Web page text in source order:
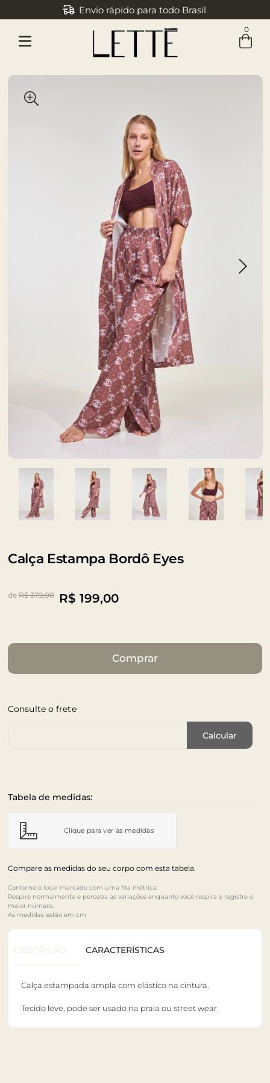
Envio rápido para todo Brasil
0
Calça Estampa Bordô Eyes
de R$ 379,00 R$ 199,00
Comprar
Consulte o frete
Calcular
Tabela de medidas:
Clique para ver as medidas
Compare as medidas do seu corpo com esta tabela.
Contorne o local marcado com uma fita métrica.
Respire normalmente e perceba as variações enquanto você respira e registre o
maior número.
As medidas estão em cm
DESCRIÇÃO CARACTERÍSTICAS
Calça estampada ampla com elástico na cintura.
Tecido leve, pode ser usado na praia ou street wear.